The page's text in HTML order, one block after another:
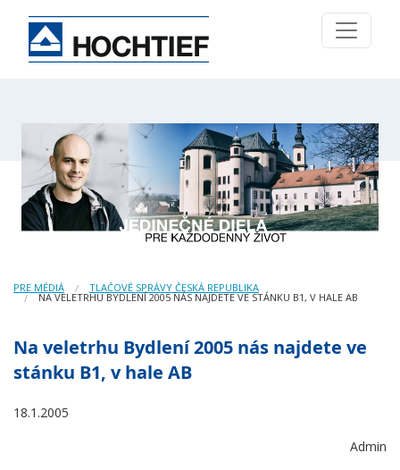
PRE MÉDIÁ TLAČOVÉ SPRÁVY ČESKÁ REPUBLIKA
NA VELETRHU BYDLENÍ 2005 NÁS NAJDETE VE STÁNKU B1, V HALE AB
Na veletrhu Bydlení 2005 nás najdete ve
stánku B1, v hale AB
18.1.2005
Admin